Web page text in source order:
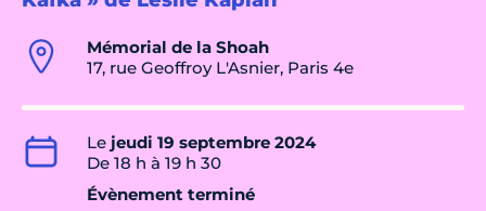
Mémorial de la Shoah
17, rue Geoffroy L'Asnier, Paris 4e
Le jeudi 19 septembre 2024
De 18 h à 19 h 30
Évènement terminé